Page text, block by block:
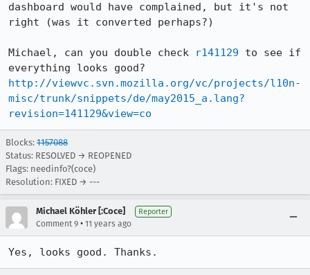
dashboard would have complained, but it's not
right (was it converted perhaps?)
Michael, can you double check r141129 to see if
http://viewvc.svn.mozilla.org/vc/projects/l10n-
misc/trunk/snippets/de/may2015_a.lang?
revision=141129&view=co
Blocks: 1157088
Status: RESOLVED → REOPENED
Flags: needinfo?(coce)
Resolution: FIXED → ---
Michael Köhler [:Coce] Reporter
Comment 9 • 11 years ago
Yes, looks good. Thanks.